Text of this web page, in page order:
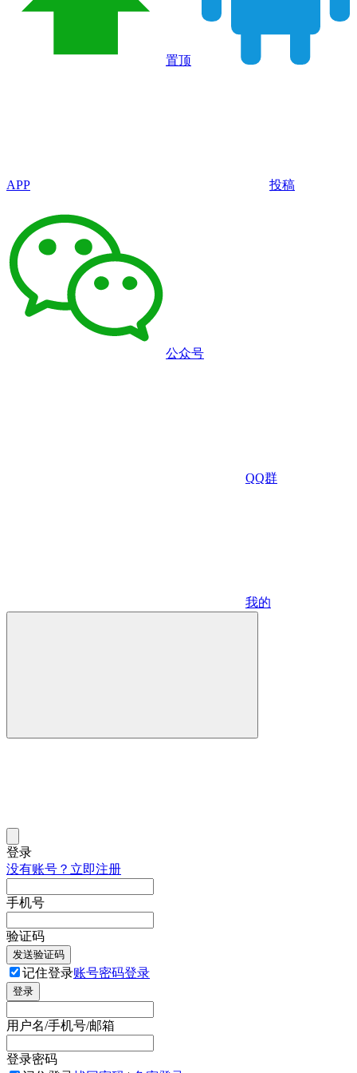
置顶
APP 投稿
公众号
QQ群
我的
登录
没有账号？立即注册
手机号
验证码
发送验证码
记住登录账号密码登录
登录
用户名/手机号/邮箱
登录密码